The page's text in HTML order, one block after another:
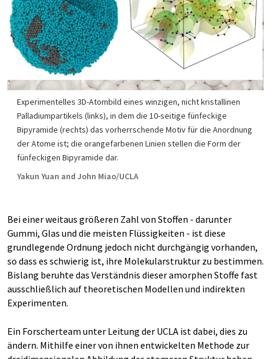
Experimentelles 3D-Atombild eines winzigen, nicht kristallinen
Palladiumpartikels (links), in dem die 10-seitige fünfeckige
Bipyramide (rechts) das vorherrschende Motiv für die Anordnung
der Atome ist; die orangefarbenen Linien stellen die Form der
fünfeckigen Bipyramide dar.
Yakun Yuan and John Miao/UCLA
Bei einer weitaus größeren Zahl von Stoffen - darunter
Gummi, Glas und die meisten Flüssigkeiten - ist diese
grundlegende Ordnung jedoch nicht durchgängig vorhanden,
so dass es schwierig ist, ihre Molekularstruktur zu bestimmen.
Bislang beruhte das Verständnis dieser amorphen Stoffe fast
ausschließlich auf theoretischen Modellen und indirekten
Experimenten.
Ein Forscherteam unter Leitung der UCLA ist dabei, dies zu
ändern. Mithilfe einer von ihnen entwickelten Methode zur